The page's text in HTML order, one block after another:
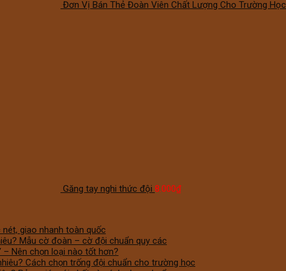
Đơn Vị Bán Thẻ Đoàn Viên Chất Lượng Cho Trường Học
Găng tay nghi thức đội 8.000₫
giao nhanh toàn quốc
Mẫu cờ đoàn – cờ đội chuẩn quy các
– Nên chọn loại nào tốt hơn?
Cách chọn trống đội chuẩn cho trường học